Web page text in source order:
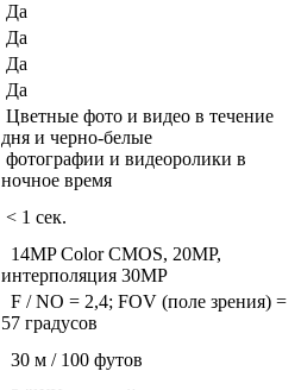
Да
Да
Да
Да
Цветные фото и видео в течение
дня и черно-белые
фотографии и видеоролики в
ночное время
< 1 сек.
14MP Color CMOS, 20MP,
интерполяция 30MP
F / NO = 2,4; FOV (поле зрения) =
57 градусов
30 м / 100 футов